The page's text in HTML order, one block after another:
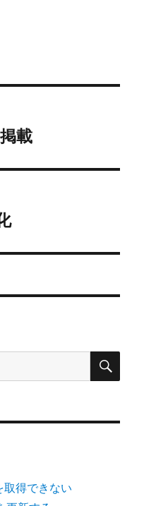
載
検
得できない